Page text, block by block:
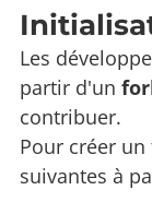
Les
partir d'un
contribuer.
Pour créer
suivantes à